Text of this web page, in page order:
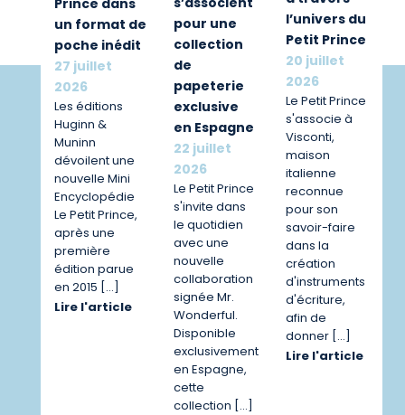
Prince dans
un format de
poche inédit
27 juillet
2026
Les éditions
Huginn &
Muninn
dévoilent une
nouvelle Mini
Encyclopédie
Le Petit Prince,
après une
première
édition parue
en 2015 […]
Lire l'article
pour une
collection
de
papeterie
exclusive
en Espagne
22 juillet
2026
Le Petit Prince
s'invite dans
le quotidien
avec une
nouvelle
collaboration
signée Mr.
Wonderful.
Disponible
exclusivement
en Espagne,
cette
collection […]
l’univers du
Petit Prince
20 juillet
2026
Le Petit Prince
s'associe à
Visconti,
maison
italienne
reconnue
pour son
savoir-faire
dans la
création
d'instruments
d'écriture,
afin de
donner […]
Lire l'article